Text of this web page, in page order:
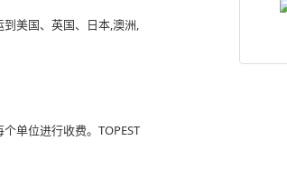
美国、英国、日本,澳洲,
单位进行收费。TOPEST